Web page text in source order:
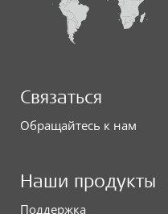
Связаться
Обращайтесь к нам
Наши продукты
Поддержка